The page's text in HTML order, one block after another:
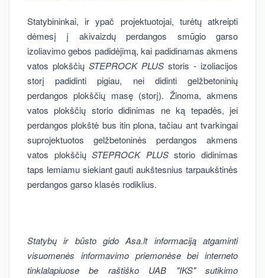
Statybininkai, ir ypač projektuotojai, turėtų atkreipti
dėmesį į akivaizdų perdangos smūgio garso
izoliavimo gebos padidėjimą, kai padidinamas akmens
vatos plokščių STEPROCK PLUS storis - izoliacijos
storį padidinti pigiau, nei didinti gelžbetoninių
perdangos plokščių masę (storį). Žinoma, akmens
vatos plokščių storio didinimas ne ką tepadės, jei
perdangos plokštė bus itin plona, tačiau ant tvarkingai
suprojektuotos gelžbetoninės perdangos akmens
vatos plokščiųSTEPROCK PLUSstorio didinimas
taps lemiamu siekiant gauti aukštesnius tarpaukštinės
perdangos garso klasės rodiklius.
Statybų ir būsto gido Asa.lt informaciją atgaminti
visuomenės informavimo priemonėse bei interneto
tinklalapiuose be raštiško UAB "IKS" sutikimo